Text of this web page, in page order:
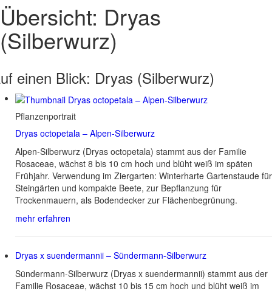
Übersicht: Dryas
(Silberwurz)
einen Blick: Dryas (Silberwurz)
Pflanzenportrait
Dryas octopetala – Alpen-Silberwurz
Alpen-Silberwurz (Dryas octopetala) stammt aus der Familie
Rosaceae, wächst 8 bis 10 cm hoch und blüht weiß im späten
Frühjahr. Verwendung im Ziergarten: Winterharte Gartenstaude für
Steingärten und kompakte Beete, zur Bepflanzung für
Trockenmauern, als Bodendecker zur Flächenbegrünung.
mehr erfahren
Dryas x suendermannii – Sündermann-Silberwurz
Sündermann-Silberwurz (Dryas x suendermannii) stammt aus der
Familie Rosaceae, wächst 10 bis 15 cm hoch und blüht weiß im